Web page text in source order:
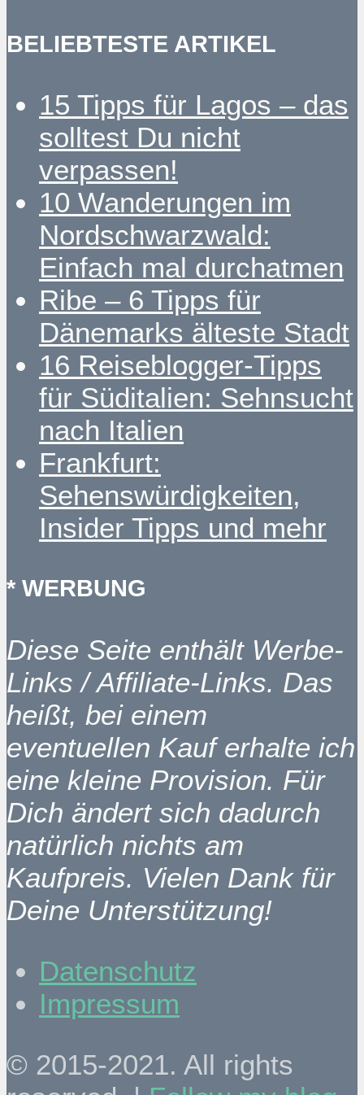
BELIEBTESTE ARTIKEL
15 Tipps für Lagos – das
solltest Du nicht
verpassen!
10 Wanderungen im
Nordschwarzwald:
Einfach mal durchatmen
Ribe – 6 Tipps für
Dänemarks älteste Stadt
16 Reiseblogger-Tipps
für Süditalien: Sehnsucht
nach Italien
Frankfurt:
Sehenswürdigkeiten,
Insider Tipps und mehr
* WERBUNG
Diese Seite enthält Werbe-
Links / Affiliate-Links. Das
heißt, bei einem
eventuellen Kauf erhalte ich
eine kleine Provision. Für
Dich ändert sich dadurch
natürlich nichts am
Kaufpreis. Vielen Dank für
Deine Unterstützung!
Datenschutz
Impressum
© 2015-2021. All rights